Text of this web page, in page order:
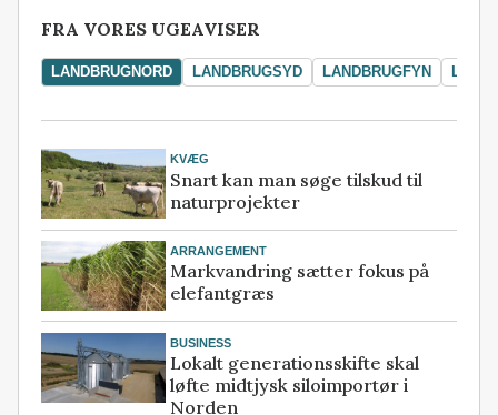
FRA VORES UGEAVISER
LANDBRUGNORD LANDBRUGSYD LANDBRUGFYN
KVÆG
Snart kan man søge tilskud til
naturprojekter
ARRANGEMENT
Markvandring sætter fokus på
elefantgræs
BUSINESS
Lokalt generationsskifte skal
løfte midtjysk siloimportør i
Norden